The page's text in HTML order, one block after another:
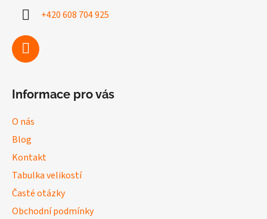
+420 608 704 925
Informace pro vás
O nás
Blog
Kontakt
Tabulka velikostí
Časté otázky
Obchodní podmínky